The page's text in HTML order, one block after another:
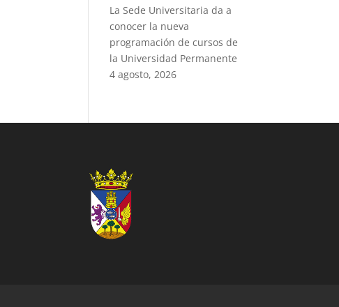
La Sede Universitaria da a
conocer la nueva
programación de cursos de
la Universidad Permanente
4 agosto, 2026